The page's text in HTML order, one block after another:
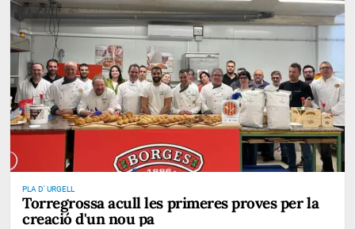
PLA D' URGELL
Torregrossa acull les primeres proves per la
creació d'un nou pa